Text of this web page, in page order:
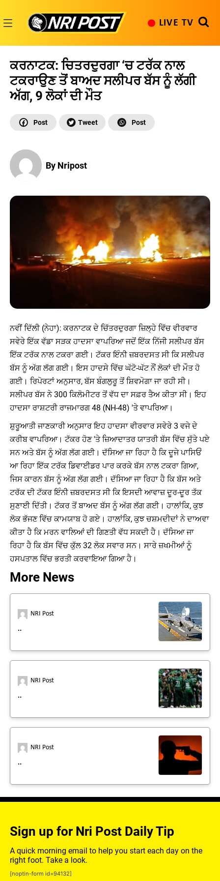
content
LIVE TV
ਕਰਨਾਟਕ: ਚਿਤਰਦੁਰਗਾ ‘ਚ ਟਰੱਕ ਨਾਲ
ਟਕਰਾਉਣ ਤੋਂ ਬਾਅਦ ਸਲੀਪਰ ਬੱਸ ਨੂੰ ਲੱਗੀ
ਅੱਗ, 9 ਲੋਕਾਂ ਦੀ ਮੌਤ
By Nripost
ਨਵੀਂ ਦਿੱਲੀ (ਨੇਹਾ): ਕਰਨਾਟਕ ਦੇ ਚਿੱਤਰਦੁਰਗਾ ਜ਼ਿਲ੍ਹੇ ਵਿੱਚ ਵੀਰਵਾਰ
ਸਵੇਰੇ ਇੱਕ ਵੱਡਾ ਸੜਕ ਹਾਦਸਾ ਵਾਪਰਿਆ ਜਦੋਂ ਇੱਕ ਨਿੱਜੀ ਸਲੀਪਰ ਬੱਸ
ਇੱਕ ਟਰੱਕ ਨਾਲ ਟਕਰਾ ਗਈ। ਟੱਕਰ ਇੰਨੀ ਜ਼ਬਰਦਸਤ ਸੀ ਕਿ ਸਲੀਪਰ
ਬੱਸ ਨੂੰ ਅੱਗ ਲੱਗ ਗਈ। ਇਸ ਹਾਦਸੇ ਵਿੱਚ ਘੱਟੋ-ਘੱਟ ਨੌਂ ਲੋਕਾਂ ਦੀ ਮੌਤ ਹੋ
ਗਈ। ਰਿਪੋਰਟਾਂ ਅਨੁਸਾਰ, ਬੱਸ ਬੰਗਲੁਰੂ ਤੋਂ ਸ਼ਿਵਮੋਗਾ ਜਾ ਰਹੀ ਸੀ।
ਸਲੀਪਰ ਬੱਸ ਨੇ 300 ਕਿਲੋਮੀਟਰ ਤੋਂ ਵੱਧ ਦਾ ਸਫ਼ਰ ਤੈਅ ਕੀਤਾ ਸੀ। ਇਹ
ਹਾਦਸਾ ਰਾਸ਼ਟਰੀ ਰਾਜਮਾਰਗ 48 (NH-48) 'ਤੇ ਵਾਪਰਿਆ।
ਸ਼ੁਰੂਆਤੀ ਜਾਣਕਾਰੀ ਅਨੁਸਾਰ ਇਹ ਹਾਦਸਾ ਵੀਰਵਾਰ ਸਵੇਰੇ 3 ਵਜੇ ਦੇ
ਕਰੀਬ ਵਾਪਰਿਆ। ਟੱਕਰ ਹੋਣ 'ਤੇ ਜ਼ਿਆਦਾਤਰ ਯਾਤਰੀ ਬੱਸ ਵਿੱਚ ਸੁੱਤੇ ਪਏ
ਸਨ ਅਤੇ ਬੱਸ ਨੂੰ ਅੱਗ ਲੱਗ ਗਈ। ਦੱਸਿਆ ਜਾ ਰਿਹਾ ਹੈ ਕਿ ਦੂਜੇ ਪਾਸਿਓਂ
ਆ ਰਿਹਾ ਇੱਕ ਟਰੱਕ ਡਿਵਾਈਡਰ ਪਾਰ ਕਰਕੇ ਬੱਸ ਨਾਲ ਟਕਰਾ ਗਿਆ,
ਜਿਸ ਕਾਰਨ ਬੱਸ ਨੂੰ ਅੱਗ ਲੱਗ ਗਈ। ਦੱਸਿਆ ਜਾ ਰਿਹਾ ਹੈ ਕਿ ਬੱਸ ਅਤੇ
ਟਰੱਕ ਦੀ ਟੱਕਰ ਇੰਨੀ ਜ਼ਬਰਦਸਤ ਸੀ ਕਿ ਇਸਦੀ ਆਵਾਜ਼ ਦੂਰ-ਦੂਰ ਤੱਕ
ਸੁਣਾਈ ਦਿੱਤੀ। ਟੱਕਰ ਤੋਂ ਬਾਅਦ ਬੱਸ ਨੂੰ ਅੱਗ ਲੱਗ ਗਈ। ਹਾਲਾਂਕਿ, ਕੁਝ
ਲੋਕ ਭੱਜਣ ਵਿੱਚ ਕਾਮਯਾਬ ਹੋ ਗਏ। ਹਾਲਾਂਕਿ, ਕੁਝ ਚਸ਼ਮਦੀਦਾਂ ਨੇ ਦਾਅਵਾ
ਕੀਤਾ ਹੈ ਕਿ ਮਰਨ ਵਾਲਿਆਂ ਦੀ ਗਿਣਤੀ ਵੱਧ ਸਕਦੀ ਹੈ। ਦੱਸਿਆ ਜਾ
ਰਿਹਾ ਹੈ ਕਿ ਬੱਸ ਵਿੱਚ ਕੁੱਲ 32 ਲੋਕ ਸਵਾਰ ਸਨ। ਸਾਰੇ ਜ਼ਖਮੀਆਂ ਨੂੰ
ਹਸਪਤਾਲ ਵਿੱਚ ਭਰਤੀ ਕਰਵਾਇਆ ਗਿਆ ਹੈ।
More News
NRI Post
..
NRI Post
..
NRI Post
..
Sign up for Nri Post Daily Tip
A quick morning email to help you start each day on the
right foot. Take a look.
[noptin-form id=94132]